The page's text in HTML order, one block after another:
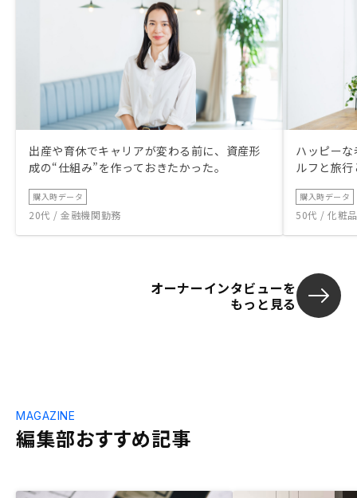
出産や育休でキャリアが変わる前に、資産形
成の“仕組み”を作っておきたかった。
購入時データ
20代 / 金融機関勤務
ハッピー
ルフと旅
購入時データ
50代 / 化粧
オーナーインタビューを
もっと見る
編集部おすすめ記事
MAGAZINE